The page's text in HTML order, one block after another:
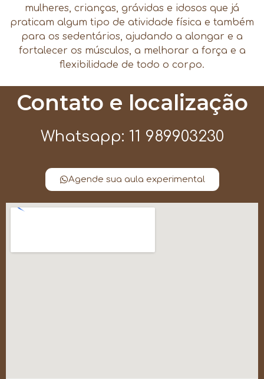
mulheres, crianças, grávidas e idosos que já
praticam algum tipo de atividade física e também
para os sedentários, ajudando a alongar e a
fortalecer os músculos, a melhorar a força e a
flexibilidade de todo o corpo.
Contato e localização
Whatsapp: 11 989903230
Agende sua aula experimental